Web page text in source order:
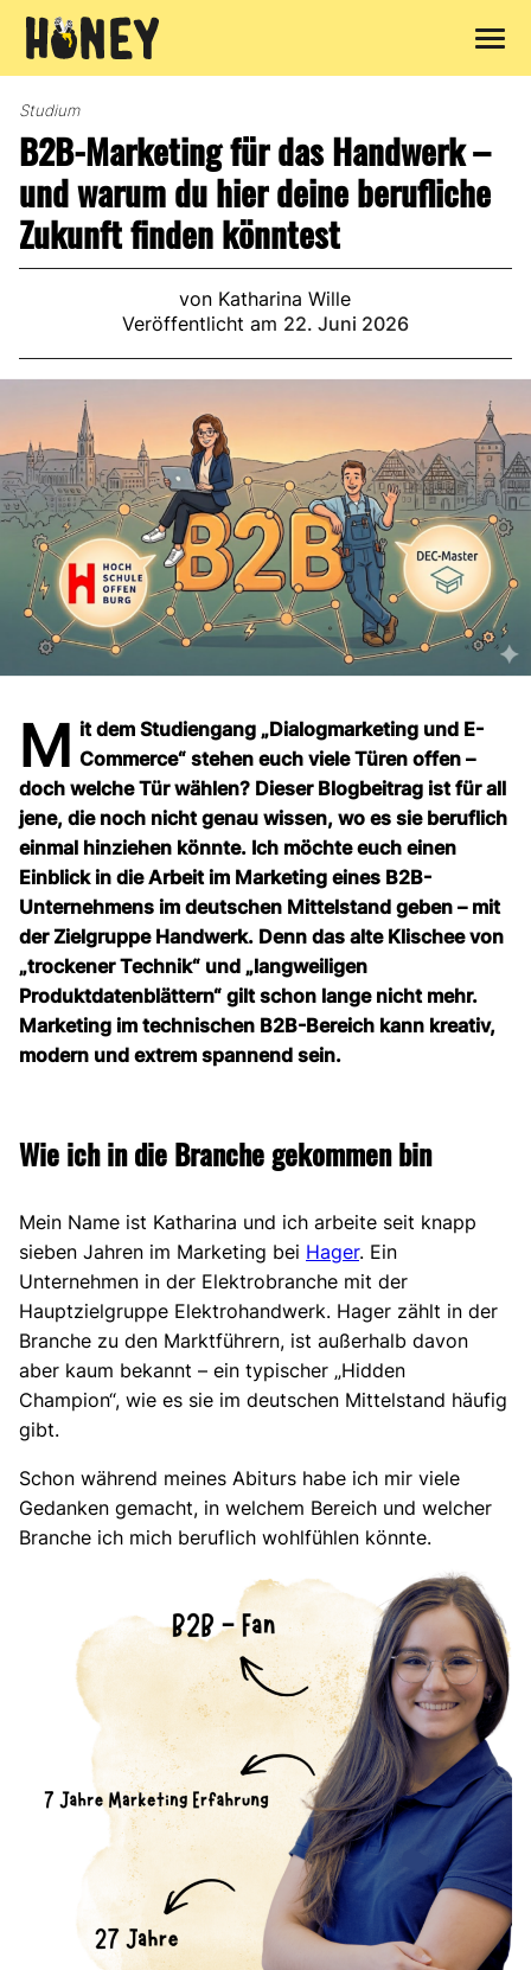
Inhalt
Studium
B2B-Marketing für das Handwerk –
und warum du hier deine berufliche
Zukunft finden könntest
von Katharina Wille
Veröffentlicht am 22. Juni 2026
M it dem Studiengang „Dialogmarketing und E-
Commerce“ stehen euch viele Türen offen –
doch welche Tür wählen? Dieser Blogbeitrag ist für all
jene, die noch nicht genau wissen, wo es sie beruflich
einmal hinziehen könnte. Ich möchte euch einen
Einblick in die Arbeit im Marketing eines B2B-
Unternehmens im deutschen Mittelstand geben – mit
der Zielgruppe Handwerk. Denn das alte Klischee von
„trockener Technik“ und „langweiligen
Produktdatenblättern“ gilt schon lange nicht mehr.
Marketing im technischen B2B-Bereich kann kreativ,
modern und extrem spannend sein.
Wie ich in die Branche gekommen bin
Mein Name ist Katharina und ich arbeite seit knapp
sieben Jahren im Marketing bei Hager. Ein
Unternehmen in der Elektrobranche mit der
Hauptzielgruppe Elektrohandwerk. Hager zählt in der
Branche zu den Marktführern, ist außerhalb davon
aber kaum bekannt – ein typischer „Hidden
Champion“, wie es sie im deutschen Mittelstand häufig
gibt.
Schon während meines Abiturs habe ich mir viele
Gedanken gemacht, in welchem Bereich und welcher
Branche ich mich beruflich wohlfühlen könnte.